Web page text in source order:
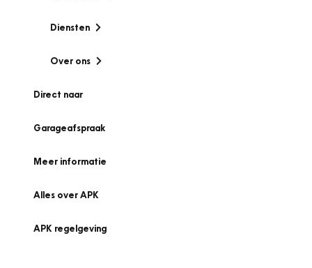
Diensten
Over ons
Direct naar
Garageafspraak
Meer informatie
Alles over APK
APK regelgeving